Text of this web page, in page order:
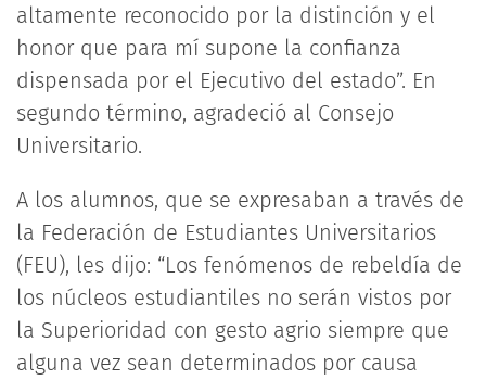
altamente reconocido por la distinción y el
honor que para mí supone la confianza
dispensada por el Ejecutivo del estado”. En
segundo término, agradeció al Consejo
Universitario.
A los alumnos, que se expresaban a través de
la Federación de Estudiantes Universitarios
(FEU), les dijo: “Los fenómenos de rebeldía de
los núcleos estudiantiles no serán vistos por
la Superioridad con gesto agrio siempre que
alguna vez sean determinados por causa